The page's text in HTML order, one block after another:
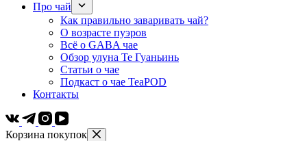
Про чай
Как правильно заваривать чай?
О возрасте пуэров
Всё о GABA чае
Обзор улуна Те Гуаньинь
Статьи о чае
Подкаст о чае TeaPOD
Контакты
Корзина покупок